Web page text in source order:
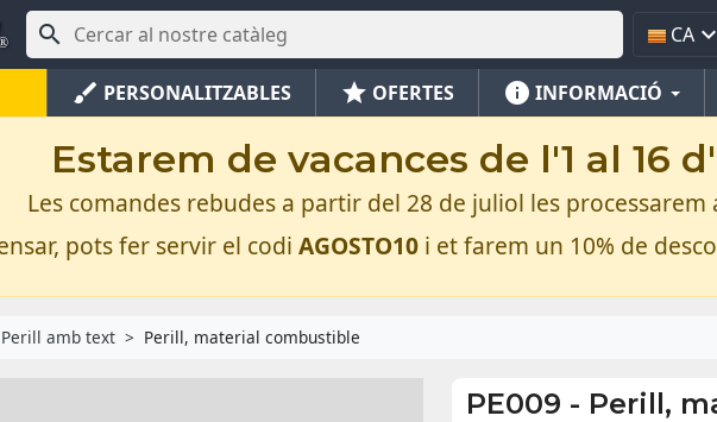
 CA
brush PERSONALITZABLES star OFERTES info INFORMACIÓ
Estarem de vacances de l'1 al 16
Les comandes rebudes a partir del 28 de juliol les processarem
pots fer servir el codi AGOSTO10i et farem un 10% de
Perill amb text Perill, material combustible
PE009 - Perill,